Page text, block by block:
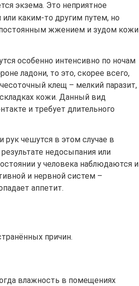
экзема. Это неприятное
каким-то другим путем, но
постоянным жжением и зудом кожи
особенно интенсивно по ночам
ладони, то это, скорее всего,
клещ – мелкий паразит,
кожи. Данный вид
и требует длительного
чешутся в этом случае в
недосыпания или
у человека наблюдаются и
и нервной систем –
аппетит.
причин.
влажность в помещениях